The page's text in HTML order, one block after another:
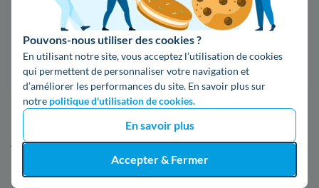
Pouvons-nous utiliser des cookies ?
En utilisant notre site, vous acceptez l’utilisation de cookies
qui permettent de personnaliser votre navigation et
d’améliorer les performances du site. En savoir plus sur
notre politique d'utilisation de cookies.
En savoir plus
Accepter & Fermer
09 78 46 71 74
Comparer les offres
5. Tout ce qu'il faut savoir d'Enedis au
Thillay